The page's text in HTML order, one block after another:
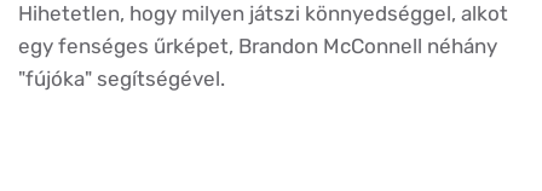
Hihetetlen, hogy milyen játszi könnyedséggel, alkot
egy fenséges űrképet, Brandon McConnell néhány
"fújóka" segítségével.